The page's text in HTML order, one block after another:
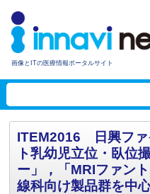
画像とITの医療情報ポータルサイト
ITEM2016 日興ファ
ト乳幼児立位・臥位
ー」，「MRIファン
線科向け製品群を中